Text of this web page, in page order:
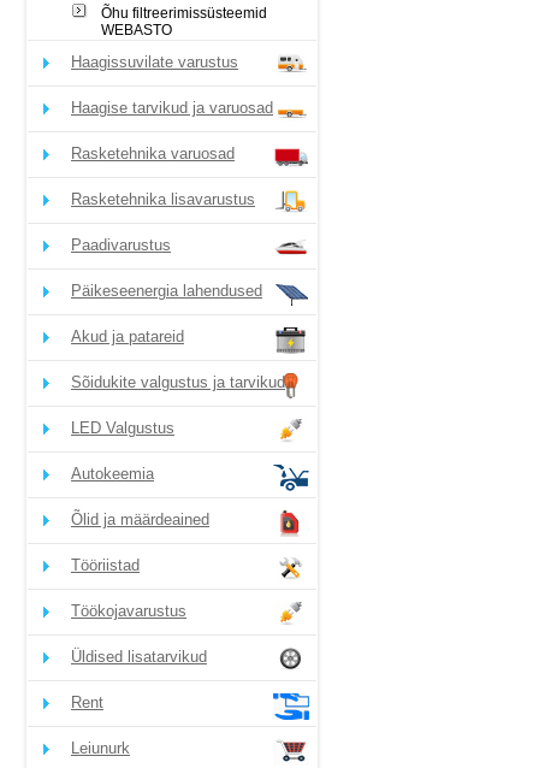
Õhu filtreerimissüsteemid
WEBASTO
Haagissuvilate varustus
Haagise tarvikud ja varuosad
Rasketehnika varuosad
Rasketehnika lisavarustus
Paadivarustus
Päikeseenergia lahendused
Akud ja patareid
Sõidukite valgustus ja tarvikud
LED Valgustus
Autokeemia
Õlid ja määrdeained
Tööriistad
Töökojavarustus
Üldised lisatarvikud
Rent
Leiunurk